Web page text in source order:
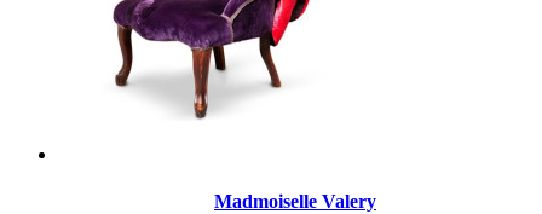
Madmoiselle Valery